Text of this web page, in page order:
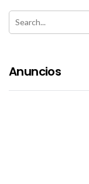
Anuncios